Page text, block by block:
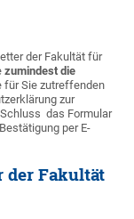
der Fakultät für
zumindest die
für Sie zutreffenden
zur
das Formular
per E-
der Fakultät